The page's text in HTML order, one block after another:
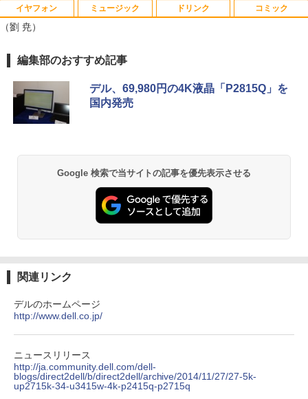
1
[新品]文豪ストレイドッグス (1-28巻 最
￥22,264
2
タッチペンで音が聞ける！ はじめてずか
はじめて 英語 プレゼント クリスマス お
祝い 知育玩具 英語教育
￥5,478
]
￥23,760
イヤフォン
Anker Soundcore P40i オフホワイト
￥7,990
￥5,990
ラック
セリング 自動ペアリング Type-C充電 マイク
付き 防水 タッチ式音量調整 スポーツ/通勤/通
学/WEB会議(ホワイト)
ミュージック
BRUCE WAYNE feat. Flo Milli, ATL Jacob
[Explicit]
￥250
[Explicit]
￥250
ドリンク
【Amazon.co.jp限定】 い・ろ・は・す 2L P
ET ラベルレス ×8本
￥1,112
富士山の天然水 バナジウム含有 水 ミネラル
ウォーター ペットボトル 静岡県産 500ミリリ
ットル (Smart Basic)
￥1,380
￥1,625
コミック
薬屋のひとりごと 17巻 (デジタル版ビッグガ
ンガンコミックス)
￥770
エース)
￥832
クスDIGITAL)
（劉 尭）
編集部のおすすめ記事
デル、69,980円の4K液晶「P2815Q」を
国内発売
Google 検索で当サイトの記事を優先表示させる
関連リンク
デルのホームページ
http://www.dell.co.jp/
ニュースリリース
http://ja.community.dell.com/dell-
blogs/direct2dell/b/direct2dell/archive/2014/11/27/27-5k-
up2715k-34-u3415w-4k-p2415q-p2715q